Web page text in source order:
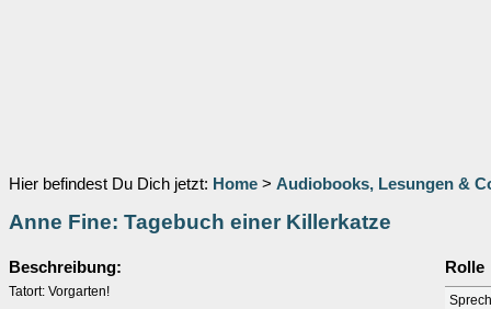
Hier befindest Du Dich jetzt: Home > Audiobooks, Lesungen &
Anne Fine: Tagebuch einer Killerkatze
Beschreibung:
Tatort: Vorgarten!
Rolle